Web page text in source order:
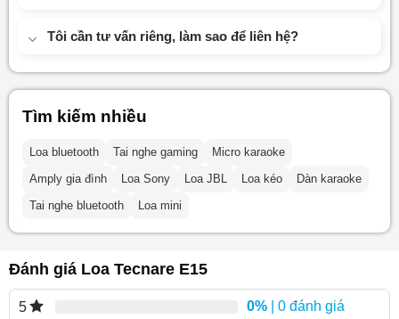
Tôi cần tư vấn riêng, làm sao để liên hệ?
Tìm kiếm nhiều
Loa bluetooth Tai nghe gaming
Micro karaoke
Amply gia đình
Loa Sony Loa JBL Loa kéo
Dàn karaoke
Tai nghe bluetooth
Loa mini
Đánh giá Loa Tecnare E15
5 0% | 0 đánh giá